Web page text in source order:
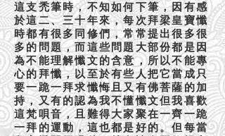
這支禿筆時，不知如何下筆，因有感
於這二、三十年來，每次拜梁皇寶懺
時都有很多同修們，常常提出很多很
多的問題，而這些問題大部份都是因
為不能理解懺文的含意，所以不能專
心的拜懺，以至於有些人把它當成只
要一跪一拜求懺悔且又有佛菩薩的加
持，又有的認為我不懂懺文但我喜歡
這梵唄音，且難得大家聚在一齊一跪
一拜的運動，這也都是好的。但每當